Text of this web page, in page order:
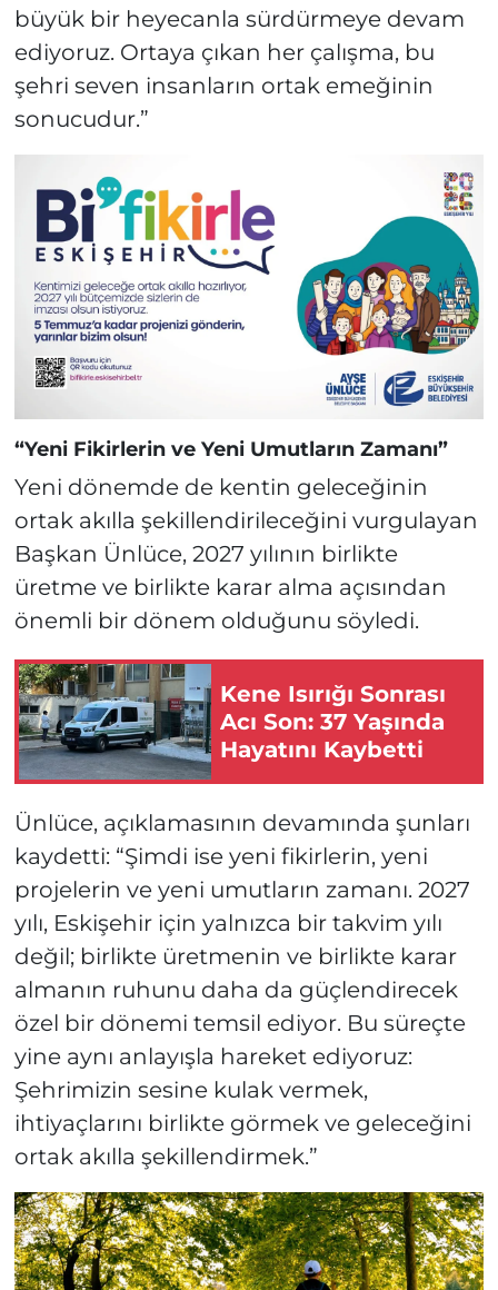
büyük bir heyecanla sürdürmeye devam
ediyoruz. Ortaya çıkan her çalışma, bu
şehri seven insanların ortak emeğinin
sonucudur.”
“Yeni Fikirlerin ve Yeni Umutların Zamanı”
Yeni dönemde de kentin geleceğinin
ortak akılla şekillendirileceğini vurgulayan
Başkan Ünlüce, 2027 yılının birlikte
üretme ve birlikte karar alma açısından
önemli bir dönem olduğunu söyledi.
Kene Isırığı Sonrası
Acı Son: 37 Yaşında
Hayatını Kaybetti
Ünlüce, açıklamasının devamında şunları
kaydetti: “Şimdi ise yeni fikirlerin, yeni
projelerin ve yeni umutların zamanı. 2027
yılı, Eskişehir için yalnızca bir takvim yılı
değil; birlikte üretmenin ve birlikte karar
almanın ruhunu daha da güçlendirecek
özel bir dönemi temsil ediyor. Bu süreçte
yine aynı anlayışla hareket ediyoruz:
Şehrimizin sesine kulak vermek,
ihtiyaçlarını birlikte görmek ve geleceğini
ortak akılla şekillendirmek.”